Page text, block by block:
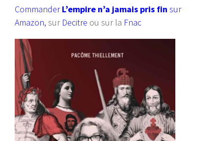
CommanderL’empire n’a jamais pris fin sur
Amazon, sur Decitre ou sur la Fnac